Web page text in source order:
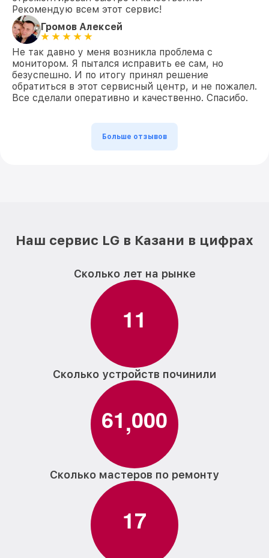
Рекомендую всем этот сервис!
Громов Алексей
Не так давно у меня возникла проблема с
монитором. Я пытался исправить ее сам, но
безуспешно. И по итогу принял решение
обратиться в этот сервисный центр, и не пожалел.
Все сделали оперативно и качественно. Спасибо.
Больше отзывов
Наш сервис LG в Казани в цифрах
Сколько лет на рынке
11
Сколько устройств починили
61,000
Сколько мастеров по ремонту
17